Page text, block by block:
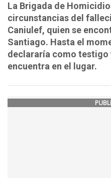
La Brigada de
circunstancias del
Caniulef, quien se
Santiago. Hasta el
declararía como testigo
encuentra en el lugar.